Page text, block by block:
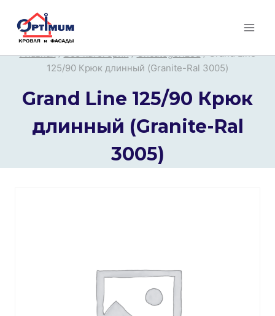
Перейти
Главная / Все категории / Uncategorized / Grand Line
125/90 Крюк длинный (Granite-Ral 3005)
Grand Line 125/90 Крюк
длинный (Granite-Ral
3005)